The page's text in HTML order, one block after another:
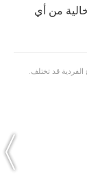
من أي
الفردية قد تختلف.